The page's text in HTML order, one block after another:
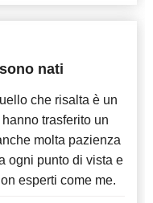
nati
che risalta è un
trasferito un
molta pazienza
ogni punto di vista e
esperti come me.